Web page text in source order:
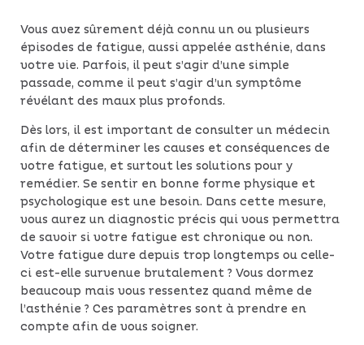
Vous avez sûrement déjà connu un ou plusieurs
épisodes de fatigue, aussi appelée asthénie, dans
votre vie. Parfois, il peut s’agir d’une simple
passade, comme il peut s’agir d’un symptôme
révélant des maux plus profonds.
Dès lors, il est important de consulter un médecin
afin de déterminer les causes et conséquences de
votre fatigue, et surtout les solutions pour y
remédier. Se sentir en bonne forme physique et
psychologique est une besoin. Dans cette mesure,
vous aurez un diagnostic précis qui vous permettra
de savoir si votre fatigue est chronique ou non.
Votre fatigue dure depuis trop longtemps ou celle-
ci est-elle survenue brutalement ? Vous dormez
beaucoup mais vous ressentez quand même de
l’asthénie ? Ces paramètres sont à prendre en
compte afin de vous soigner.